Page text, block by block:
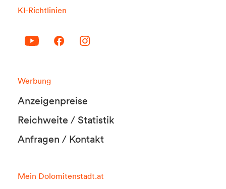
KI-Richtlinien
Werbung
Anzeigenpreise
Reichweite / Statistik
Anfragen / Kontakt
Mein Dolomitenstadt.at